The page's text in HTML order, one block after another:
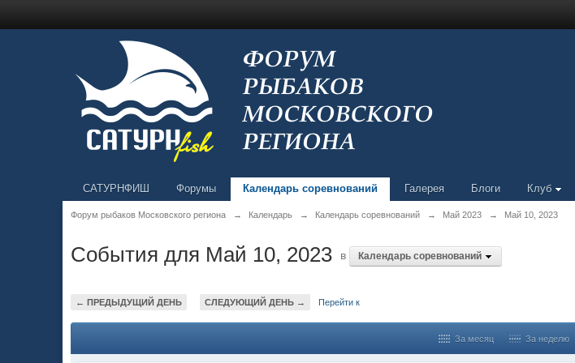
САТУРНФИШ Форумы Календарь соревнований Галерея Блоги Клуб
Форум рыбаков Московского региона → Календарь → Календарь соревнований → Май 2023 → Май 10, 2023
События для Май 10, 2023 в Календарь соревнований
← ПРЕДЫДУЩИЙ ДЕНЬ СЛЕДУЮЩИЙ ДЕНЬ → Перейти к
За месяц За неделю